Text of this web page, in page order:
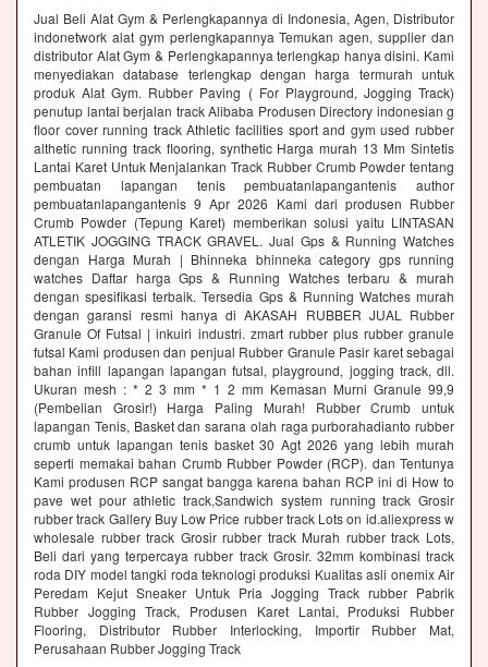
Jual Beli Alat Gym & Perlengkapannya di Indonesia, Agen, Distributor
indonetwork alat gym perlengkapannya Temukan agen, supplier dan
distributor Alat Gym & Perlengkapannya terlengkap hanya disini. Kami
menyediakan database terlengkap dengan harga termurah untuk
produk Alat Gym. Rubber Paving ( For Playground, Jogging Track)
penutup lantai berjalan track Alibaba Produsen Directory indonesian g
floor cover running track Athletic facilities sport and gym used rubber
althetic running track flooring, synthetic Harga murah 13 Mm Sintetis
Lantai Karet Untuk Menjalankan Track Rubber Crumb Powder tentang
pembuatan lapangan tenis pembuatanlapangantenis author
pembuatanlapangantenis 9 Apr 2026 Kami dari produsen Rubber
Crumb Powder (Tepung Karet) memberikan solusi yaitu LINTASAN
ATLETIK JOGGING TRACK GRAVEL. Jual Gps & Running Watches
dengan Harga Murah | Bhinneka bhinneka category gps running
watches Daftar harga Gps & Running Watches terbaru & murah
dengan spesifikasi terbaik. Tersedia Gps & Running Watches murah
dengan garansi resmi hanya di AKASAH RUBBER JUAL Rubber
Granule Of Futsal | inkuiri industri. zmart rubber plus rubber granule
futsal Kami produsen dan penjual Rubber Granule Pasir karet sebagai
bahan infill lapangan lapangan futsal, playground, jogging track, dll.
Ukuran mesh : * 2 3 mm * 1 2 mm Kemasan Murni Granule 99,9
(Pembelian Grosir!) Harga Paling Murah! Rubber Crumb untuk
lapangan Tenis, Basket dan sarana olah raga purborahadianto rubber
crumb untuk lapangan tenis basket 30 Agt 2026 yang lebih murah
seperti memakai bahan Crumb Rubber Powder (RCP). dan Tentunya
Kami produsen RCP sangat bangga karena bahan RCP ini di How to
pave wet pour athletic track,Sandwich system running track Grosir
rubber track Gallery Buy Low Price rubber track Lots on id.aliexpress w
wholesale rubber track Grosir rubber track Murah rubber track Lots,
Beli dari yang terpercaya rubber track Grosir. 32mm kombinasi track
roda DIY model tangki roda teknologi produksi Kualitas asli onemix Air
Peredam Kejut Sneaker Untuk Pria Jogging Track rubber Pabrik
Rubber Jogging Track, Produsen Karet Lantai, Produksi Rubber
Flooring, Distributor Rubber Interlocking, Importir Rubber Mat,
Perusahaan Rubber Jogging Track